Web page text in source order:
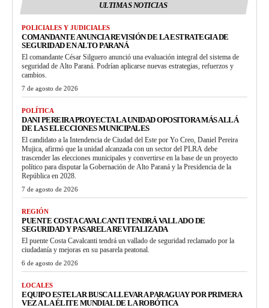
ULTIMAS NOTICIAS
POLICIALES Y JUDICIALES
COMANDANTE ANUNCIA REVISIÓN DE LA ESTRATEGIA DE
SEGURIDAD EN ALTO PARANÁ
El comandante César Silguero anunció una evaluación integral del sistema de
seguridad de Alto Paraná. Podrían aplicarse nuevas estrategias, refuerzos y
cambios.
7 de agosto de 2026
POLÍTICA
DANI PEREIRA PROYECTA LA UNIDAD OPOSITORA MÁS ALLÁ
DE LAS ELECCIONES MUNICIPALES
El candidato a la Intendencia de Ciudad del Este por Yo Creo, Daniel Pereira
Mujica, afirmó que la unidad alcanzada con un sector del PLRA debe
trascender las elecciones municipales y convertirse en la base de un proyecto
político para disputar la Gobernación de Alto Paraná y la Presidencia de la
República en 2028.
7 de agosto de 2026
REGIÓN
PUENTE COSTA CAVALCANTI TENDRÁ VALLADO DE
SEGURIDAD Y PASARELA REVITALIZADA
El puente Costa Cavalcanti tendrá un vallado de seguridad reclamado por la
ciudadanía y mejoras en su pasarela peatonal.
6 de agosto de 2026
LOCALES
EQUIPO ESTELAR BUSCA LLEVAR A PARAGUAY POR PRIMERA
VEZ A LA ÉLITE MUNDIAL DE LA ROBÓTICA